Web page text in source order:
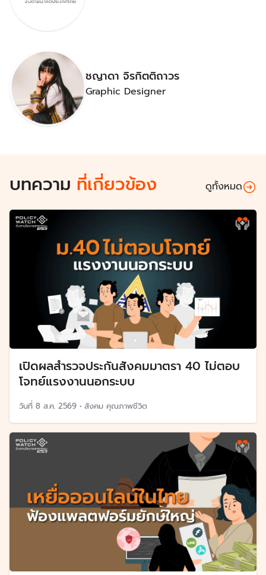
ชญาดา จิรกิตติถาวร
Graphic Designer
บทความ ที่เกี่ยวข้อง ดูทั้งหมด
เปิดผลสำรวจประกันสังคมมาตรา 40 ไม่ตอบ
โจทย์แรงงานนอกระบบ
วันที่ 8 ส.ค. 2569 • สังคม คุณภาพชีวิต